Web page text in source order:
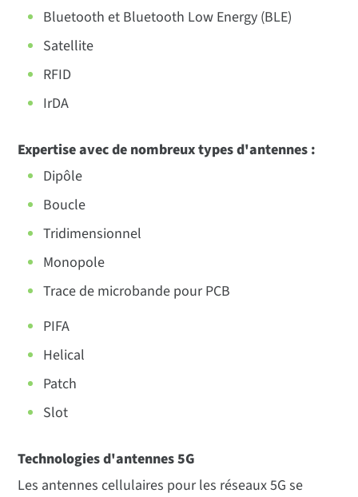
Bluetooth et Bluetooth Low Energy (BLE)
Satellite
RFID
IrDA
Expertise avec de nombreux types d'antennes :
Dipôle
Boucle
Tridimensionnel
Monopole
Trace de microbande pour PCB
PIFA
Helical
Patch
Slot
Technologies d'antennes 5G
Les antennes cellulaires pour les réseaux 5G se